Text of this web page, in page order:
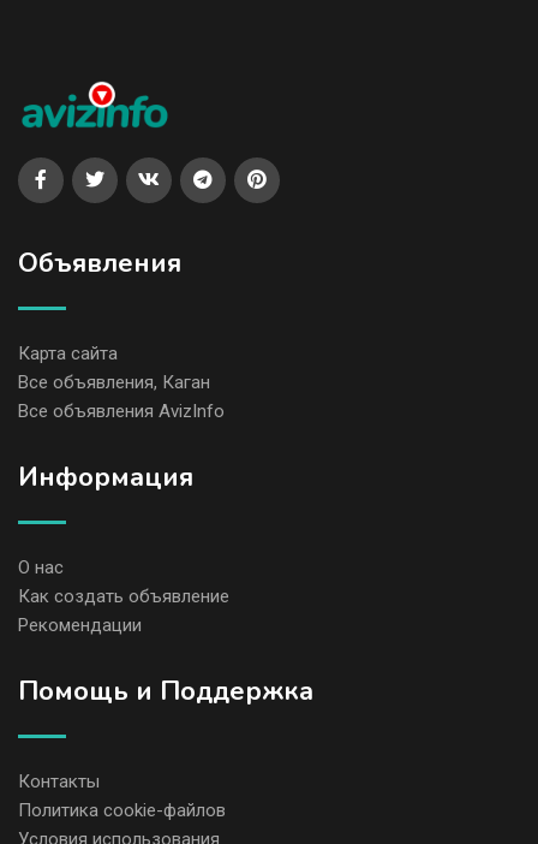
Объявления
Карта сайта
Все объявления, Каган
Все объявления AvizInfo
Информация
О нас
Как создать объявление
Рекомендации
Помощь и Поддержка
Контакты
Политика cookie-файлов
Условия использования